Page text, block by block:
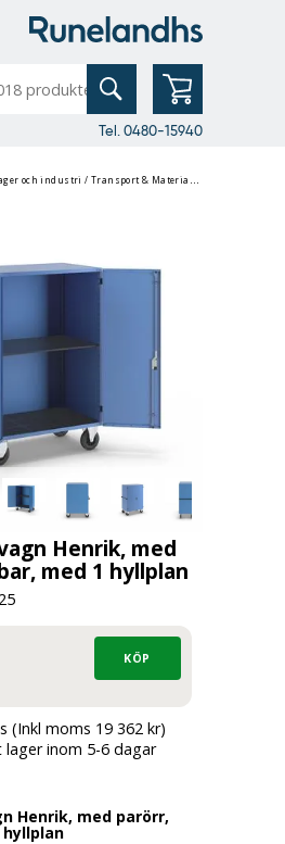
Tel. 0480-15940
och industri / Transport & Materialhantering
Henrik, med
med 1 hyllplan
(Inkl moms 19 362 kr)
lager inom 5-6 dagar
Henrik, med parörr,
hyllplan